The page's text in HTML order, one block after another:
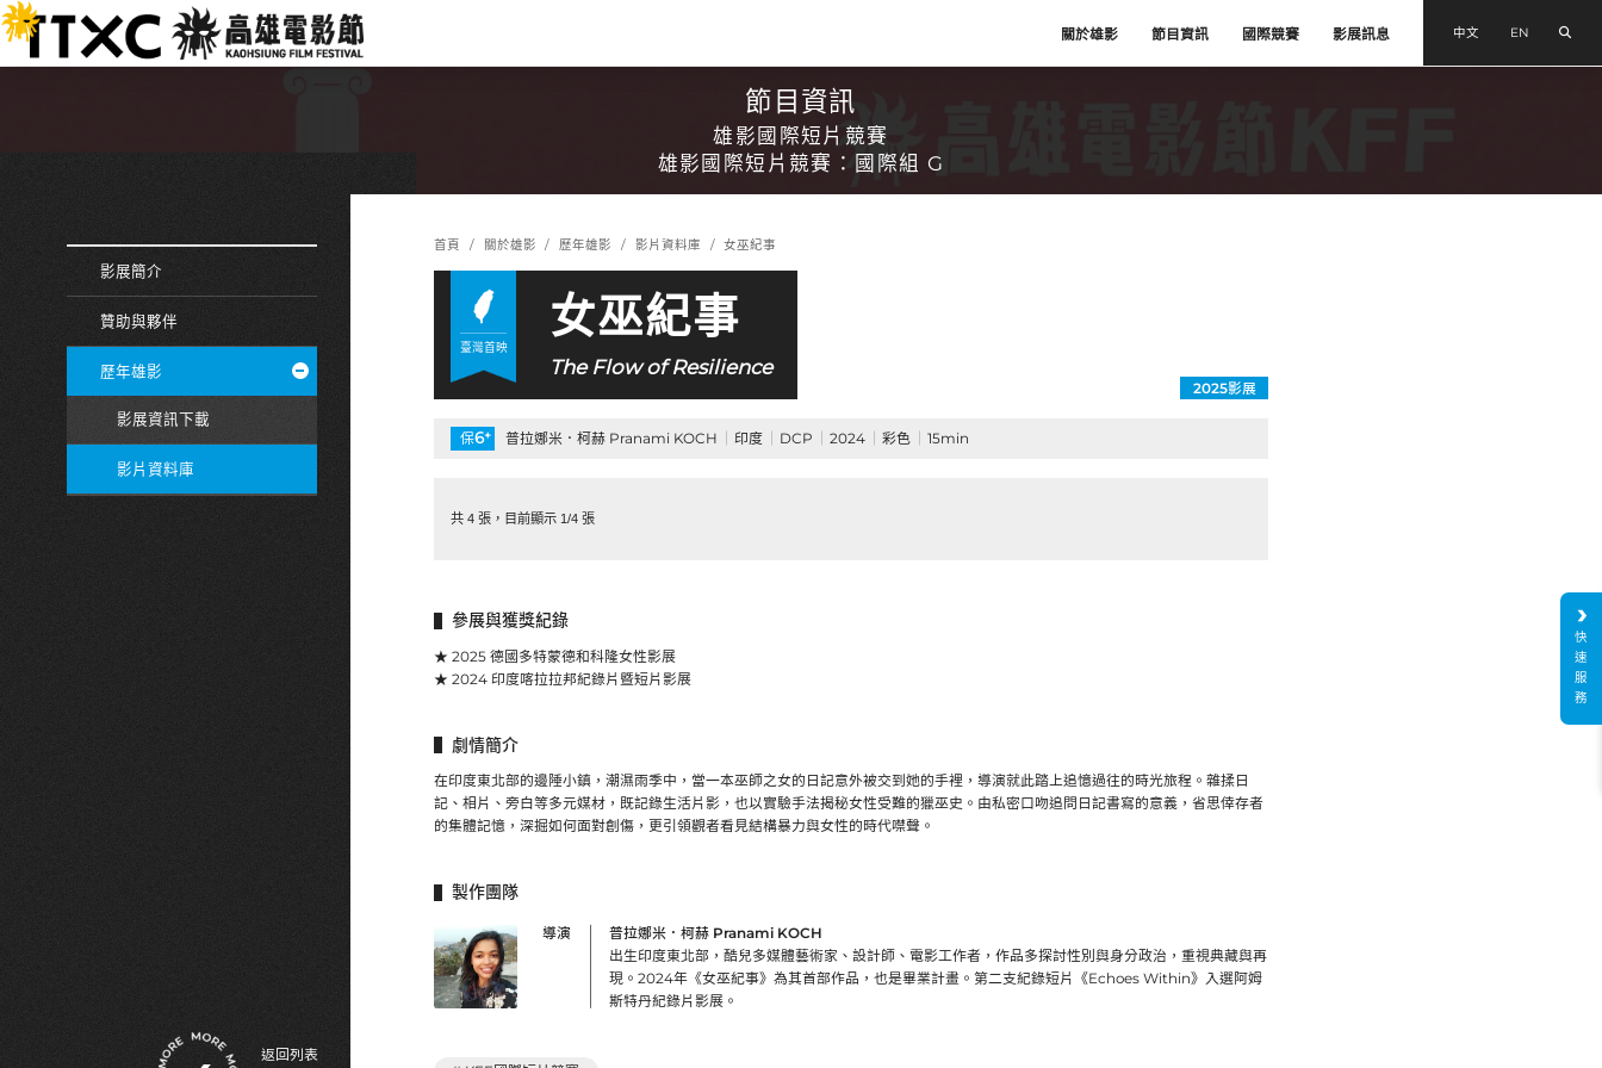
跳
到
主
:::
關於雄影 節目資訊 國際競賽 影展訊息 中文 EN
節目資訊
雄影國際短片競賽
雄影國際短片競賽：國際組 G
影展簡介
贊助與夥伴
歷年雄影
影展資訊下載
影片資料庫
首頁 關於雄影 歷年雄影 影片資料庫 女巫紀事
臺灣首映
女巫紀事
The Flow of Resilience
2025影展
保6+ 普拉娜米．柯赫 Pranami KOCH 印度 DCP 2024 彩色 15min
共 4 張，目前顯示 1/4 張
參展與獲獎紀錄
★ 2025 德國多特蒙德和科隆女性影展
★ 2024 印度喀拉拉邦紀錄片暨短片影展
劇情簡介
在印度東北部的邊陲小鎮，潮濕雨季中，當一本巫師之女的日記意外被交到她的手裡，導演就此踏上追憶過往的時光旅程。雜揉日
記、相片、旁白等多元媒材，既記錄生活片影，也以實驗手法揭秘女性受難的獵巫史。由私密口吻追問日記書寫的意義，省思倖存者
的集體記憶，深掘如何面對創傷，更引領觀者看見結構暴力與女性的時代噤聲。
製作團隊
導演
普拉娜米．柯赫 Pranami KOCH
出生印度東北部，酷兒多媒體藝術家、設計師、電影工作者，作品多探討性別與身分政治，重視典藏與再
現。2024年《女巫紀事》為其首部作品，也是畢業計畫。第二支紀錄短片《Echoes Within》入選阿姆
斯特丹紀錄片影展。
返回列表
快
速
服
務